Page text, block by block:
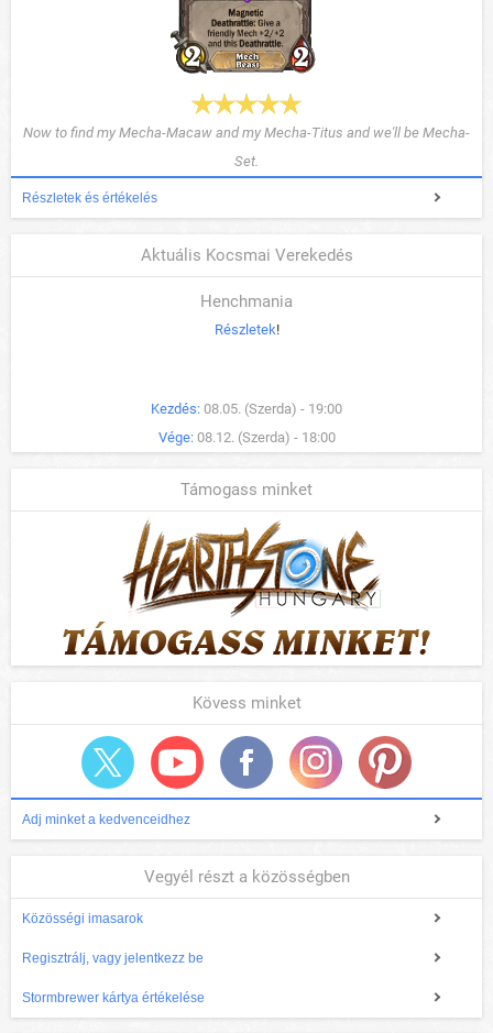
Now to find my Mecha-Macaw and my Mecha-Titus and we'll be Mecha-
Set.
Részletek és értékelés
Aktuális Kocsmai Verekedés
Henchmania
Részletek!
Kezdés: 08.05. (Szerda) - 19:00
Vége: 08.12. (Szerda) - 18:00
Támogass minket
Kövess minket
Adj minket a kedvenceidhez
Vegyél részt a közösségben
Közösségi imasarok
Regisztrálj, vagy jelentkezz be
Stormbrewer kártya értékelése